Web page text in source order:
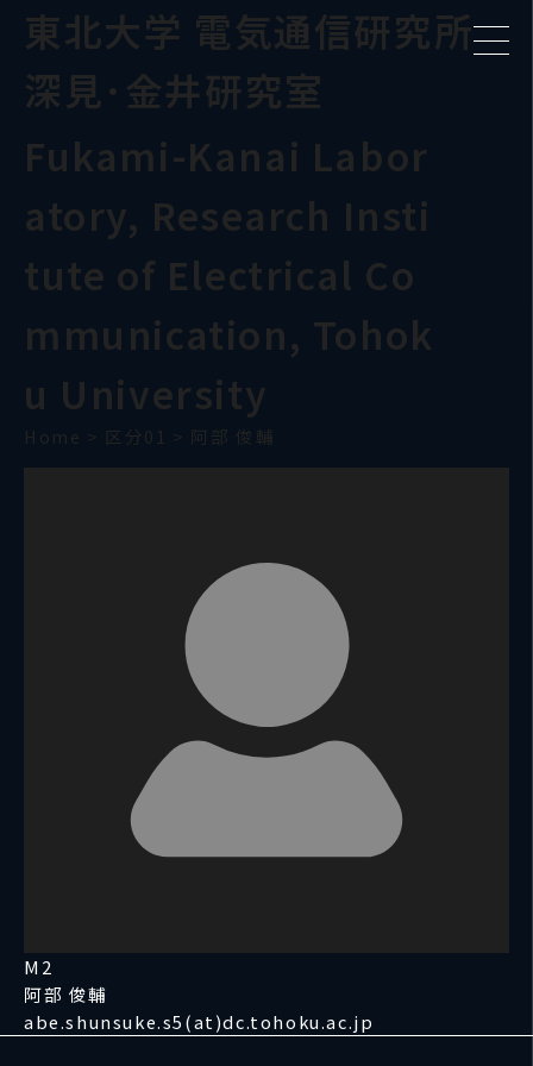
東北大学 電気通信研究所
深見･金井研究室
Fukami-Kanai Labor
atory, Research Insti
tute of Electrical Co
mmunication, Tohok
u University
Home > 区分01 > 阿部 俊輔
M2
阿部 俊輔
abe.shunsuke.s5(at)dc.tohoku.ac.jp